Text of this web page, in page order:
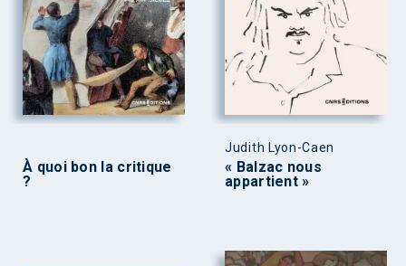
À quoi bon la critique
?
Judith Lyon-Caen
« Balzac nous
appartient »